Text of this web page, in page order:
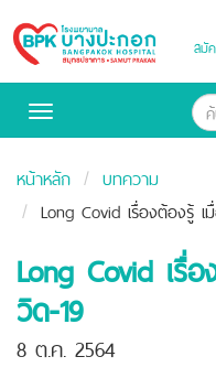
Bangpakok
Hospital
สมั
Toggle
หน้าหลัก
บทความ
Long Covid เรื่องต้องรู้ เ
Long Covid เรื่
วิด-19
8 ต.ค. 2564